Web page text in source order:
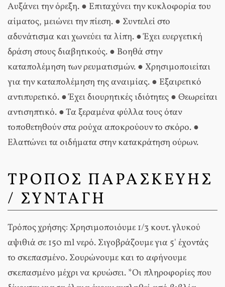
Αυξάνει την όρεξη. ● Επιταχύνει την κυκλοφορία του
αίματος, μειώνει την πίεση. ● Συντελεί στο
αδυνάτισμα και χωνεύει τα λίπη. ● Έχει ευεργετική
δράση στους διαβητικούς. ● Βοηθά στην
καταπολέμηση των ρευματισμών. ● Χρησιμοποιείται
για την καταπολέμηση της αναιμίας. ● Εξαιρετικό
αντιπυρετικό. ● Έχει διουρητικές ιδιότητες ● Θεωρείται
αντισηπτικό. ● Τα ξεραμένα φύλλα τους όταν
τοποθετηθούν στα ρούχα αποκρούουν το σκόρο. ●
Ελαττώνει τα οιδήματα στην κατακράτηση ούρων.
ΤΡΟΠΟΣ ΠΑΡΑΣΚΕΥΗΣ
/ ΣΥΝΤΑΓΗ
Τρόπος χρήσης: Χρησιμοποιόυμε 1/3 κουτ. γλυκού
αψιθιά σε 150 ml νερό. Σιγοβράζουμε για 5' έχοντάς
το σκεπασμένο. Σουρώνουμε και το αφήνουμε
σκεπασμένο μέχρι να κρυώσει. *Οι πληροφορίες που